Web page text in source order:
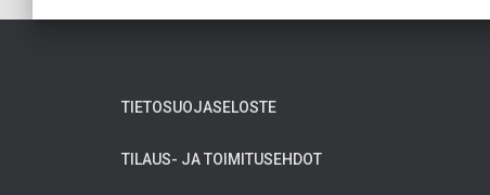
TIETOSUOJASELOSTE
TILAUS- JA TOIMITUSEHDOT